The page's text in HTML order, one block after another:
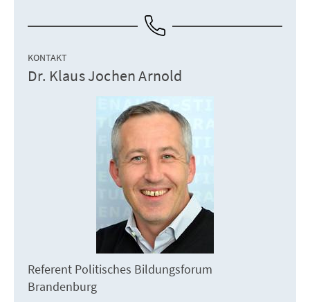
KONTAKT
Dr. Klaus Jochen Arnold
Referent Politisches Bildungsforum
Brandenburg